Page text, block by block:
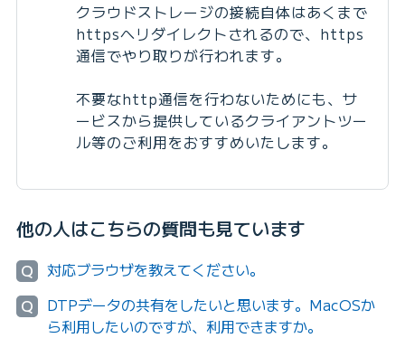
クラウドストレージの接続自体はあくまで
httpsへリダイレクトされるので、https
通信でやり取りが行われます。
不要なhttp通信を行わないためにも、サ
ービスから提供しているクライアントツー
ル等のご利用をおすすめいたします。
他の人はこちらの質問も見ています
Q
対応ブラウザを教えてください。
Q
DTPデータの共有をしたいと思います。MacOSか
ら利用したいのですが、利用できますか。